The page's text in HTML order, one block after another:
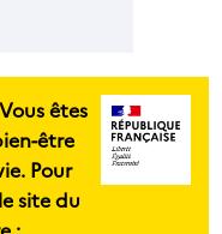
êtes
être
Pour
site du